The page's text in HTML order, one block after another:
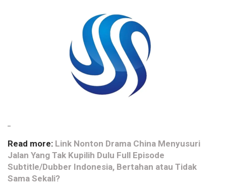
--
Read more: Link Nonton Drama China Menyusuri
Jalan Yang Tak Kupilih Dulu Full Episode
Subtitle/Dubber Indonesia, Bertahan atau Tidak
Sama Sekali?